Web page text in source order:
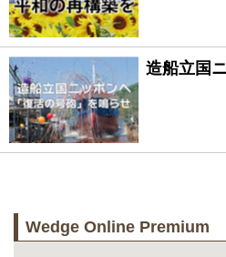
造船立国
Wedge Online Premium